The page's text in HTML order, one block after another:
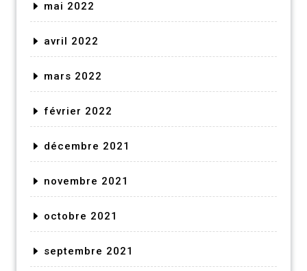
mai 2022
avril 2022
mars 2022
février 2022
décembre 2021
novembre 2021
octobre 2021
septembre 2021